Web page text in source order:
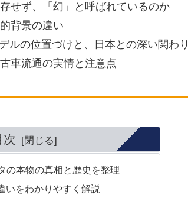
せず、「幻」と呼ばれているのか
背景の違い
ルの位置づけと、日本との深い関わり
車流通の実情と注意点
次
の本物の真相と歴史を整理
いをわかりやすく解説